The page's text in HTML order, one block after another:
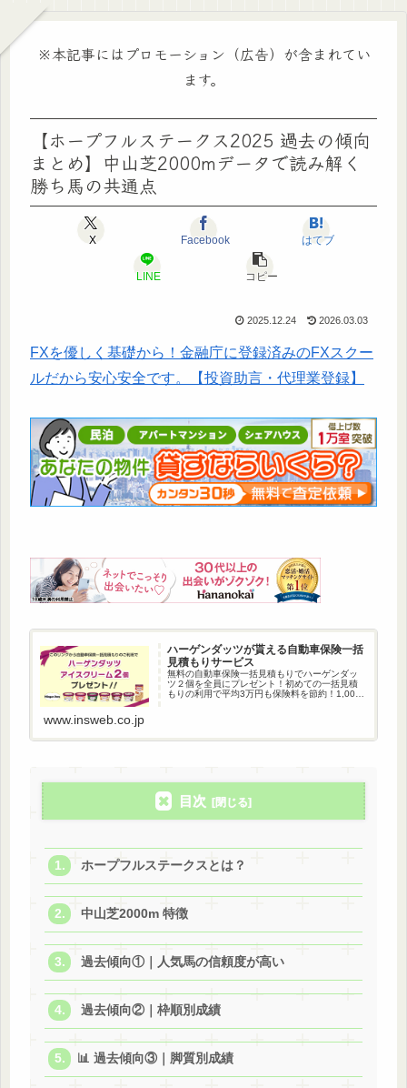
※本記事にはプロモーション（広告）が含まれてい
ます。
【ホープフルステークス2025 過去の傾向
まとめ】中山芝2000mデータで読み解く
勝ち馬の共通点
X Facebook はてブ
LINE コピー
2025.12.24 2026.03.03
FXを優しく基礎から！金融庁に登録済みのFXスクー
ルだから安心安全です。【投資助言・代理業登録】
ハーゲンダッツが貰える自動車保険一括
見積もりサービス
無料の自動車保険一括見積もりでハーゲンダッ
ツ２個を全員にプレゼント！初めての一括見積
もりの利用で平均3万円も保険料を節約！1,000
www.insweb.co.jp
目次
ホープフルステークスとは？
中山芝2000m 特徴
過去傾向①｜人気馬の信頼度が高い
過去傾向②｜枠順別成績
📊 過去傾向③｜脚質別成績